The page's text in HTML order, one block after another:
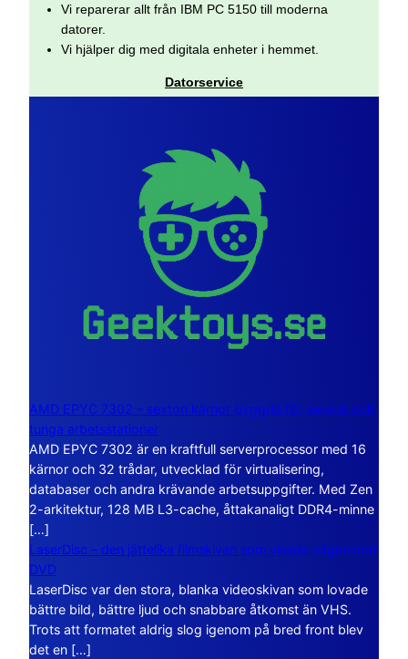
Vi reparerar allt från IBM PC 5150 till moderna
datorer.
Vi hjälper dig med digitala enheter i hemmet.
Datorservice
AMD EPYC 7302 – sexton kärnor byggda för servrar och
tunga arbetsstationer
AMD EPYC 7302 är en kraftfull serverprocessor med 16
kärnor och 32 trådar, utvecklad för virtualisering,
databaser och andra krävande arbetsuppgifter. Med Zen
2-arkitektur, 128 MB L3-cache, åttakanaligt DDR4-minne
[…]
LaserDisc – den jättelika filmskivan som visade vägen mot
DVD
LaserDisc var den stora, blanka videoskivan som lovade
bättre bild, bättre ljud och snabbare åtkomst än VHS.
Trots att formatet aldrig slog igenom på bred front blev
det en […]